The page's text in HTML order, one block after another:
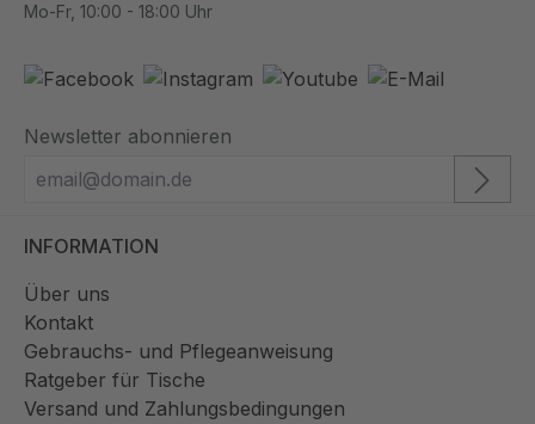
Mo-Fr, 10:00 - 18:00 Uhr
Newsletter abonnieren
INFORMATION
Über uns
Kontakt
Gebrauchs- und Pflegeanweisung
Ratgeber für Tische
Versand und Zahlungsbedingungen